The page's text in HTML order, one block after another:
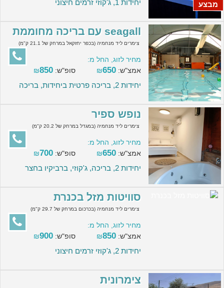
מבצע יחידות 1, ג'קוזי זרמים חיצוני
seagall עם בריכה מחוממת
צימרים ליד מנחמיה (בכפר יחזקאל במרחק של 21.1 ק"מ)
מחיר לזוג, החל מ:
אמצ"ש:
₪650 סופ"ש: ₪850
יחידות 2, בריכה פרטית ביחידות, בריכה
נופש ספיר
צימרים ליד מנחמיה (במגדל במרחק של 20.2 ק"מ)
מחיר לזוג, החל מ:
אמצ"ש:
₪650 סופ"ש: ₪700
יחידות 2, בריכה, ג'קוזי, ברביקיו בחצר
סוויטות מזל בכנרת
צימרים ליד מנחמיה (בכרכום במרחק של 29.7 ק"מ)
מחיר לזוג, החל מ:
אמצ"ש:
₪850 סופ"ש: ₪900
יחידות 2, ג'קוזי זרמים חיצוני
צימרונית